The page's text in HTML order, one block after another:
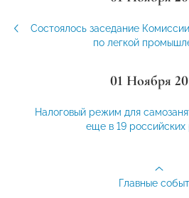
Состоялось заседание
по легкой
01 Ноября
Налоговый режим для
еще в 19 российских
Главные